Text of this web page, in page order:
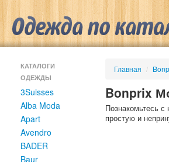
КАТАЛОГИ
ОДЕЖДЫ
3Suisses
Alba Moda
Apart
Avendro
BADER
Baur
Главная /
Bonprix
Познакомьтесь
простую и